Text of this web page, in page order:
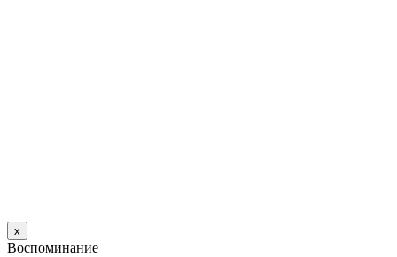
х
Воспоминание